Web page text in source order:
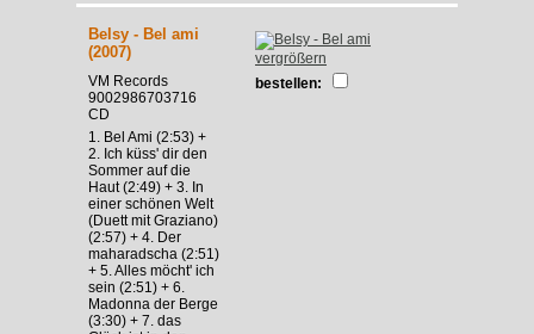
Belsy - Bel ami
(2007)
VM Records
9002986703716
CD
1. Bel Ami (2:53) +
2. Ich küss' dir den
Sommer auf die
Haut (2:49) + 3. In
einer schönen Welt
(Duett mit Graziano)
(2:57) + 4. Der
maharadscha (2:51)
+ 5. Alles möcht' ich
sein (2:51) + 6.
Madonna der Berge
(3:30) + 7. das
vergrößern
bestellen: